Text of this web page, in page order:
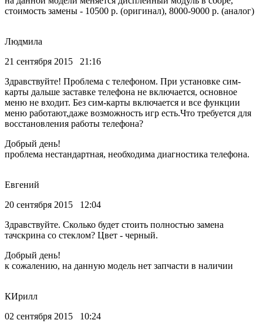
стоимость замены - 10500 р. (оригинал), 8000-9000 р. (аналог)
Людмила
21 сентября 2015 21:16
Здравствуйте! Проблема с телефоном. При установке сим-
карты дальше заставке телефона не включается, основное
меню не входит. Без сим-карты включается и все функции
меню работают,даже возможность игр есть.Что требуется для
восстановления работы телефона?
Добрый день!
проблема нестандартная, необходима диагностика телефона.
Евгений
20 сентября 2015 12:04
Здравствуйте. Сколько будет стоить полностью замена
тачскрина со стеклом? Цвет - черный.
Добрый день!
к сожалению, на данную модель нет запчасти в наличии
КИрилл
02 сентября 2015 10:24